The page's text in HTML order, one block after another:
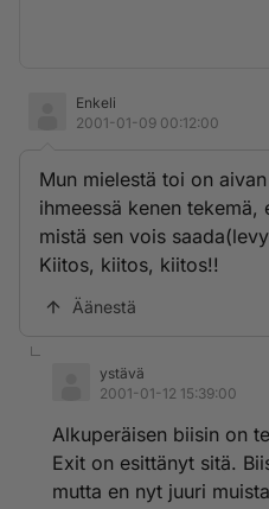
Enkeli
2001-01-09 00:12:00
Mun mielestä toi on
ihmeessä kenen tekemä,
mistä sen vois
Kiitos, kiitos, kiitos!!
Äänestä
ystävä
2001-01-12 15:39:00
Alkuperäisen biisin on
Exit on esittänyt sitä.
mutta en nyt juuri